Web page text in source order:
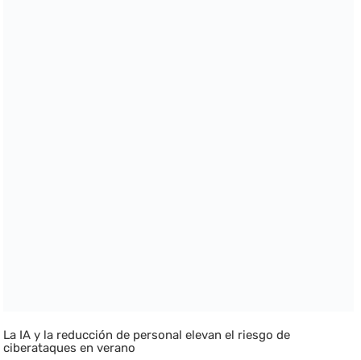
La IA y la reducción de personal elevan el riesgo de
ciberataques en verano